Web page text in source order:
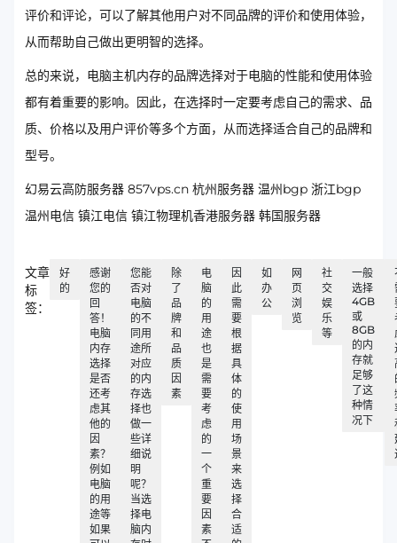
评价和评论，可以了解其他用户对不同品牌的评价和使用体验，
从而帮助自己做出更明智的选择。
总的来说，电脑主机内存的品牌选择对于电脑的性能和使用体验
都有着重要的影响。因此，在选择时一定要考虑自己的需求、品
质、价格以及用户评价等多个方面，从而选择适合自己的品牌和
型号。
幻易云高防服务器 857vps.cn 杭州服务器 温州bgp 浙江bgp
温州电信 镇江电信 镇江物理机香港服务器 韩国服务器
文章
标
签：
好
的
感谢
您的
回
答！
电脑
内存
选择
是否
还考
虑其
他的
因
素？
例如
电脑
的用
途等
如果
您能
否对
电脑
的不
同用
途所
对应
的内
存选
择也
做一
些详
细说
明
呢？
当选
择电
脑内
除
了
品
牌
和
品
质
因
素
电
脑
的
用
途
也
是
需
要
考
虑
的
一
个
重
要
因
素
因
此
需
要
根
据
具
体
的
使
用
场
景
来
选
择
合
适
如
办
公
网
页
浏
览
社
交
娱
乐
等
一般
选择
4GB
或
8GB
的内
存就
足够
了这
种情
况下